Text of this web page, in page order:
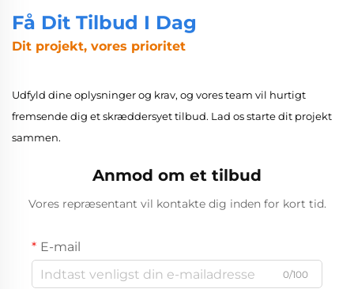
Få Dit Tilbud I Dag
Dit projekt, vores prioritet
Udfyld dine oplysninger og krav, og vores team vil hurtigt
fremsende dig et skræddersyet tilbud. Lad os starte dit projekt
sammen.
Anmod om et tilbud
Vores repræsentant vil kontakte dig inden for kort tid.
E-mail
0/100